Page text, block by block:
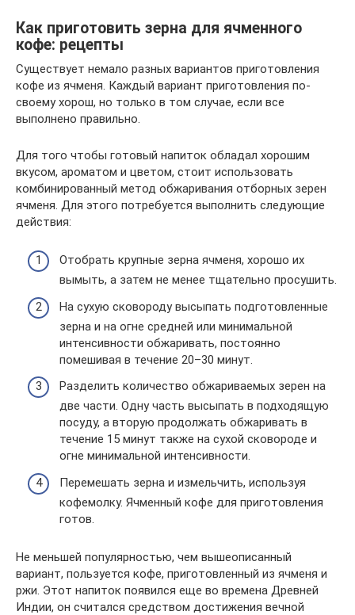
Как приготовить зерна для ячменного
кофе: рецепты
Существует немало разных вариантов приготовления
кофе из ячменя. Каждый вариант приготовления по-
своему хорош, но только в том случае, если все
выполнено правильно.
Для того чтобы готовый напиток обладал хорошим
вкусом, ароматом и цветом, стоит использовать
комбинированный метод обжаривания отборных зерен
ячменя. Для этого потребуется выполнить следующие
действия:
Отобрать крупные зерна ячменя, хорошо их
вымыть, а затем не менее тщательно просушить.
На сухую сковороду высыпать подготовленные
зерна и на огне средней или минимальной
интенсивности обжаривать, постоянно
помешивая в течение 20–30 минут.
Разделить количество обжариваемых зерен на
две части. Одну часть высыпать в подходящую
посуду, а вторую продолжать обжаривать в
течение 15 минут также на сухой сковороде и
огне минимальной интенсивности.
Перемешать зерна и измельчить, используя
кофемолку. Ячменный кофе для приготовления
готов.
Не меньшей популярностью, чем вышеописанный
вариант, пользуется кофе, приготовленный из ячменя и
ржи. Этот напиток появился еще во времена Древней
Индии, он считался средством достижения вечной